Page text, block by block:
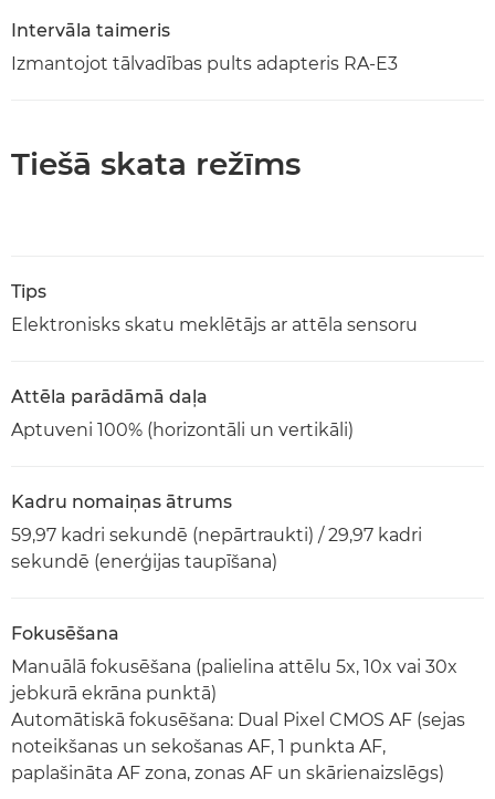
Intervāla taimeris
Izmantojot tālvadības pults adapteris RA-E3
Tiešā skata režīms
Tips
Elektronisks skatu meklētājs ar attēla sensoru
Attēla parādāmā daļa
Aptuveni 100% (horizontāli un vertikāli)
Kadru nomaiņas ātrums
59,97 kadri sekundē (nepārtraukti) / 29,97 kadri
sekundē (enerģijas taupīšana)
Fokusēšana
Manuālā fokusēšana (palielina attēlu 5x, 10x vai 30x
jebkurā ekrāna punktā)
Automātiskā fokusēšana: Dual Pixel CMOS AF (sejas
noteikšanas un sekošanas AF, 1 punkta AF,
paplašināta AF zona, zonas AF un skārienaizslēgs)